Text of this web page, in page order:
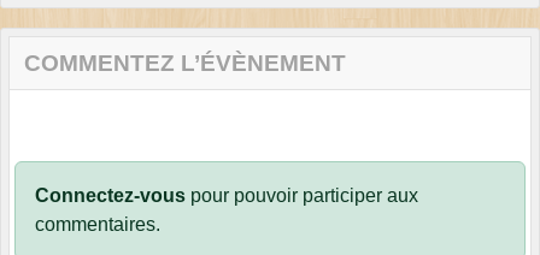
COMMENTEZ L’ÉVÈNEMENT
Connectez-vous pour pouvoir participer aux
commentaires.